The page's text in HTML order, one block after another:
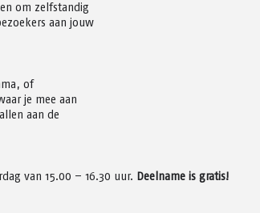
om zelfstandig
aan jouw
of
je mee aan
aan de
van 15.00 – 16.30 uur. Deelname is gratis!